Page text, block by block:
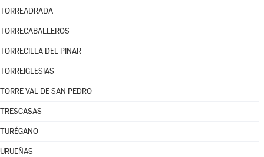
TORREADRADA
TORRECABALLEROS
TORRECILLA DEL PINAR
TORREIGLESIAS
TORRE VAL DE SAN PEDRO
TRESCASAS
TURÉGANO
URUEÑAS